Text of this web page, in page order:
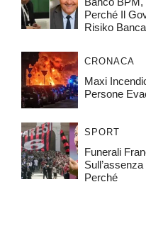
Perché Il
Risiko
CRONACA
Maxi
Persone
SPORT
Funerali
Perché